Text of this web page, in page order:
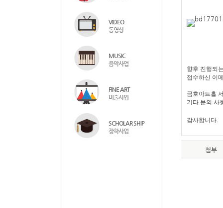
VIDEO
동영상
MUSIC
음악사업
FINE ART
미술사업
SCHOLAR SHIP
장학사업
향후 진행되
접수하신 이
금호아트홀
기타 문의 사
감사합니다.
첨부